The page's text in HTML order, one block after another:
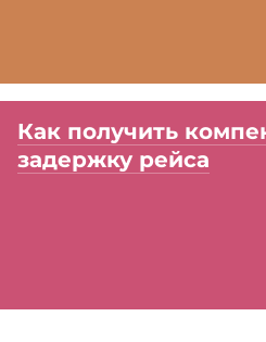
Как получить
задержку рейса